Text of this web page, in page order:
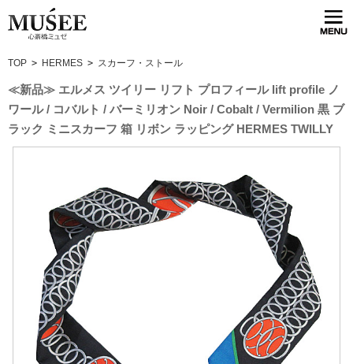
TOP > HERMES > スカーフ・ストール
≪新品≫ エルメス ツイリー リフト プロフィール lift profile ノ
ワール / コバルト / バーミリオン Noir / Cobalt / Vermilion 黒 ブ
ラック ミニスカーフ 箱 リボン ラッピング HERMES TWILLY